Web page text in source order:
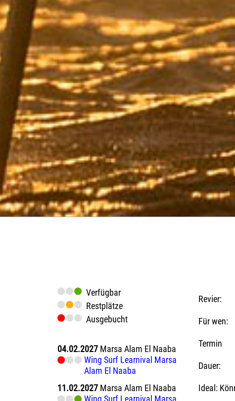
Verfügbar
Restplätze
Ausgebucht
04.02.2027 Marsa Alam El Naaba
Wing Surf Learnival Marsa
Alam El Naaba
11.02.2027 Marsa Alam El Naaba
Wing Surf Learnival Marsa
Revier:
Für wen:
Termin
Dauer:
Ideal: